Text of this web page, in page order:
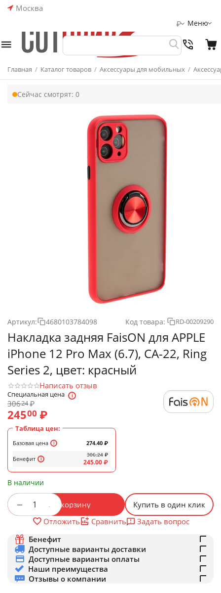
Москва
Меню
₽
Главная / Каталог товаров / Аксессуары для мобильных /
Сейчас смотрят: 0
Артикул: 4680103784098 Код товара: RD-00209290
Накладка задняя FaisON для APPLE
iPhone 12 Pro Max (6.7), CA-22, Ring
Series 2, цвет: красный
Написать отзыв
Специальная цена
30624₽
24500 ₽
Таблица цен:
Базовая цена
Бенефит
274.40 ₽
306.24 ₽
245.00₽
В наличии
+
− В корзину
Купить в один клик
Отложить
Сравнить
Задать вопрос
Бенефит
Доступные варианты доставки
Доступные варианты оплаты
Наши преимущества
Отзывы о компании